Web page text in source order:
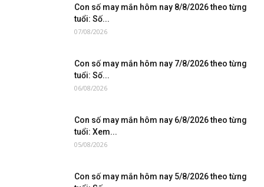
Con số may mắn hôm nay 8/8/2026 theo từng
tuổi: Số...
07/08/2026
Con số may mắn hôm nay 7/8/2026 theo từng
tuổi: Số...
06/08/2026
Con số may mắn hôm nay 6/8/2026 theo từng
tuổi: Xem...
05/08/2026
Con số may mắn hôm nay 5/8/2026 theo từng